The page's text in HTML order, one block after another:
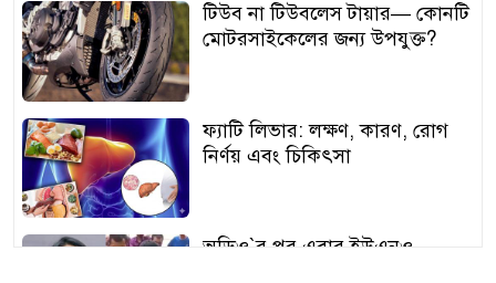
টিউব না টিউবলেস টায়ার— কোনটি
মোটরসাইকেলের জন্য উপযুক্ত?
ফ্যাটি লিভার: লক্ষণ, কারণ, রোগ
নির্ণয় এবং চিকিৎসা
অডিও‍‍`র পর এবার ইউএনও